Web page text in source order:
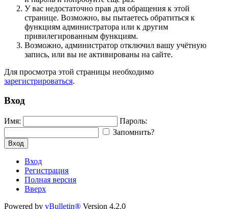
У вас недостаточно прав для обращения к этой
странице. Возможно, вы пытаетесь обратиться к
функциям администратора или к другим
привилегированным функциям.
Возможно, администратор отключил вашу учётную
запись, или вы не активированы на сайте.
Для просмотра этой страницы необходимо
зарегистрироваться.
Вход
Имя:
Пароль:
Запомнить?
Вход
Вход
Регистрация
Полная версия
Вверх
Powered by vBulletin® Version 4.2.0